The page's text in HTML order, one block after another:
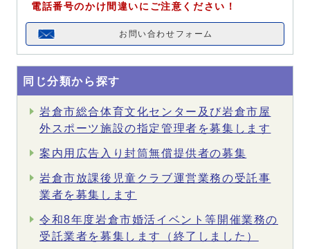
電話番号のかけ間違いにご注意ください！
お問い合わせフォーム
同じ分類から探す
岩倉市総合体育文化センター及び岩倉市屋
外スポーツ施設の指定管理者を募集します
案内用広告入り封筒無償提供者の募集
岩倉市放課後児童クラブ運営業務の受託事
業者を募集します
令和8年度岩倉市婚活イベント等開催業務の
受託業者を募集します（終了しました）